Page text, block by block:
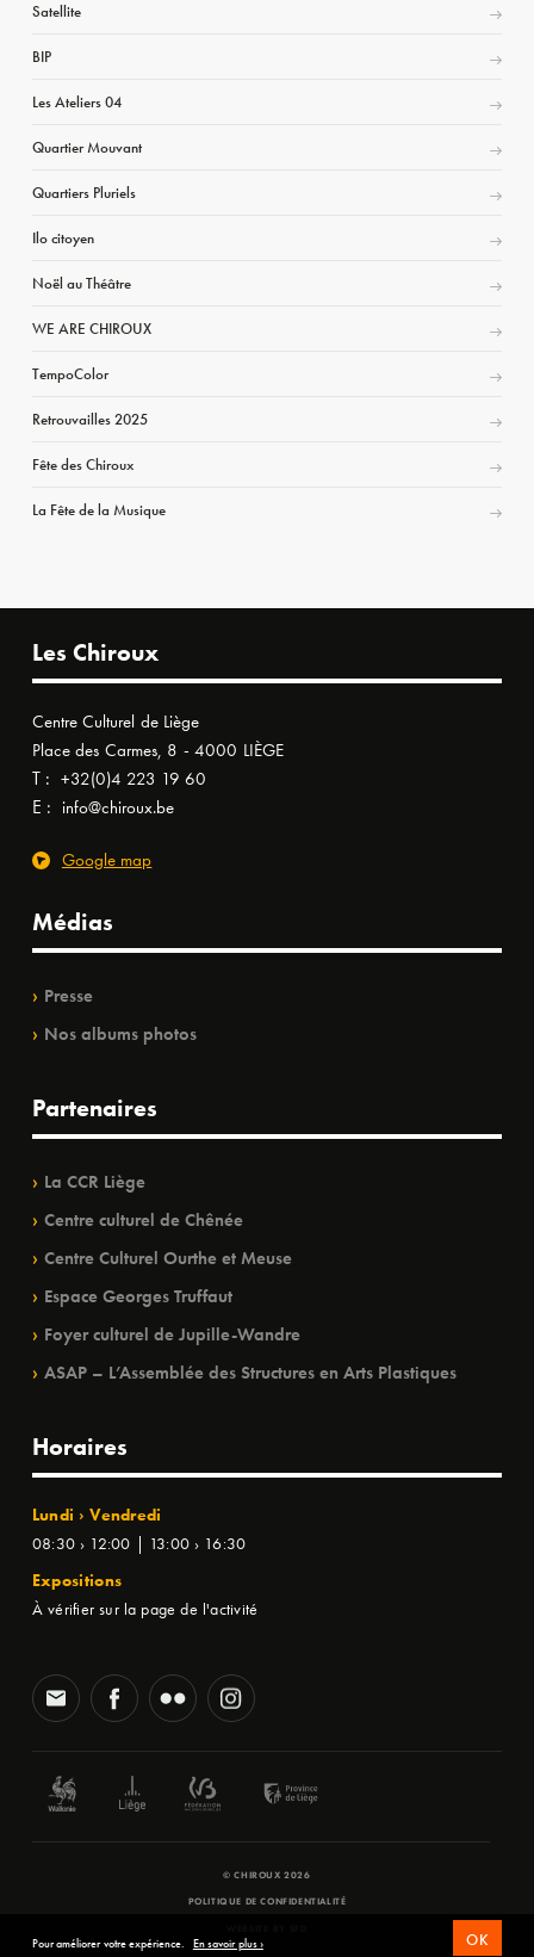
Satellite
BIP
Les Ateliers 04
Quartier Mouvant
Quartiers Pluriels
Ilo citoyen
Noël au Théâtre
WE ARE CHIROUX
TempoColor
Retrouvailles 2025
Fête des Chiroux
La Fête de la Musique
Les Chiroux
Centre Culturel de Liège
Place des Carmes, 8 - 4000 LIÈGE
T : +32(0)4 223 19 60
E : info@chiroux.be
Google map
Médias
Presse
Nos albums photos
Partenaires
La CCR Liège
Centre culturel de Chênée
Centre Culturel Ourthe et Meuse
Espace Georges Truffaut
Foyer culturel de Jupille-Wandre
ASAP – L’Assemblée des Structures en Arts Plastiques
Horaires
Lundi › Vendredi
08:30 › 12:00 | 13:00 › 16:30
Expositions
À vérifier sur la page de l'activité
© CHIROUX 2026
POLITIQUE DE CONFIDENTIALITÉ
Pour améliorer votre expérience. En savoir plus › OK